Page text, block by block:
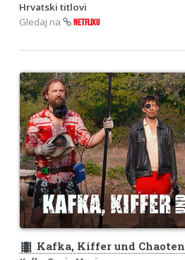
Hrvatski titlovi
Gledaj na
NETFLIXU
theaters Kafka, Kiffer und Chaoten